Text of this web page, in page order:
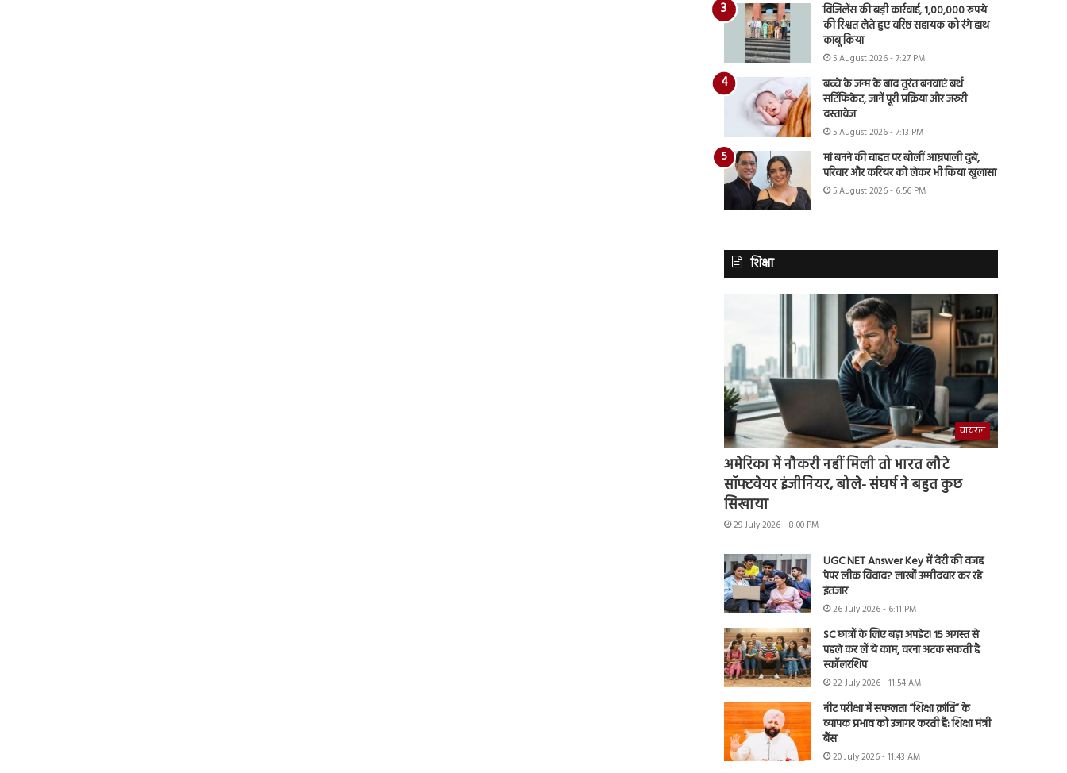
विजिलेंस की बड़ी कार्रवाई, 1,00,000 रुपये
की रिश्वत लेते हुए वरिष्ठ सहायक को रंगे हाथ
काबू किया
5 August 2026 - 7:27 PM
बच्चे के जन्म के बाद तुरंत बनवाएं बर्थ
सर्टिफिकेट, जानें पूरी प्रक्रिया और जरूरी
दस्तावेज
5 August 2026 - 7:13 PM
मां बनने की चाहत पर बोलीं आम्रपाली दुबे,
परिवार और करियर को लेकर भी किया खुलासा
5 August 2026 - 6:56 PM
शिक्षा
वायरल
अमेरिका में नौकरी नहीं मिली तो भारत लौटे
सॉफ्टवेयर इंजीनियर, बोले- संघर्ष ने बहुत कुछ
सिखाया
29 July 2026 - 8:00 PM
UGC NET Answer Key में देरी की वजह
पेपर लीक विवाद? लाखों उम्मीदवार कर रहे
इंतजार
26 July 2026 - 6:11 PM
SC छात्रों के लिए बड़ा अपडेट! 15 अगस्त से
पहले कर लें ये काम, वरना अटक सकती है
स्कॉलरशिप
22 July 2026 - 11:54 AM
नीट परीक्षा में सफलता “शिक्षा क्रांति” के
व्यापक प्रभाव को उजागर करती है: शिक्षा मंत्री
बैंस
20 July 2026 - 11:43 AM